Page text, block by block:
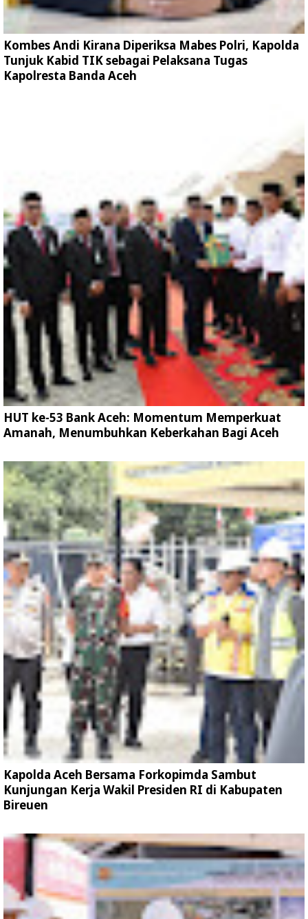
Kombes Andi Kirana Diperiksa Mabes Polri, Kapolda
Tunjuk Kabid TIK sebagai Pelaksana Tugas
Kapolresta Banda Aceh
HUT ke-53 Bank Aceh: Momentum Memperkuat
Amanah, Menumbuhkan Keberkahan Bagi Aceh
Kapolda Aceh Bersama Forkopimda Sambut
Kunjungan Kerja Wakil Presiden RI di Kabupaten
Bireuen